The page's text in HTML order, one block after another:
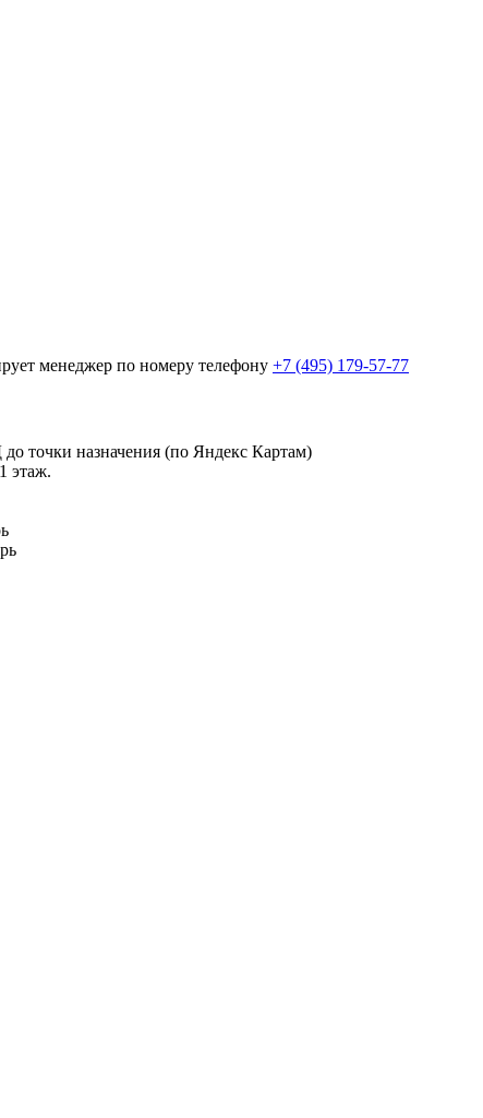
менеджер по номеру телефону +7 (495) 179-57-77
точки назначения (по Яндекс Картам)
этаж.